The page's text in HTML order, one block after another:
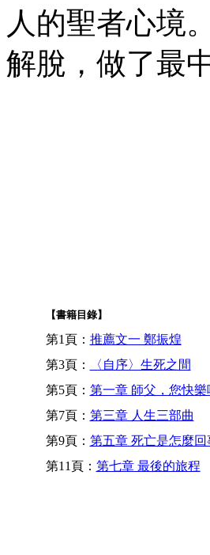
人的聖者心境
解脫，做了最
【書籍目錄】
第1頁： 推薦文一 鄭振煌
第3頁：
〈自序〉生死之間
第5頁： 第一章 師父，您快樂
第7頁： 第三章 人生三部曲
第9頁： 第五章 死亡是怎麼回
第11頁： 第七章 最後的旅程